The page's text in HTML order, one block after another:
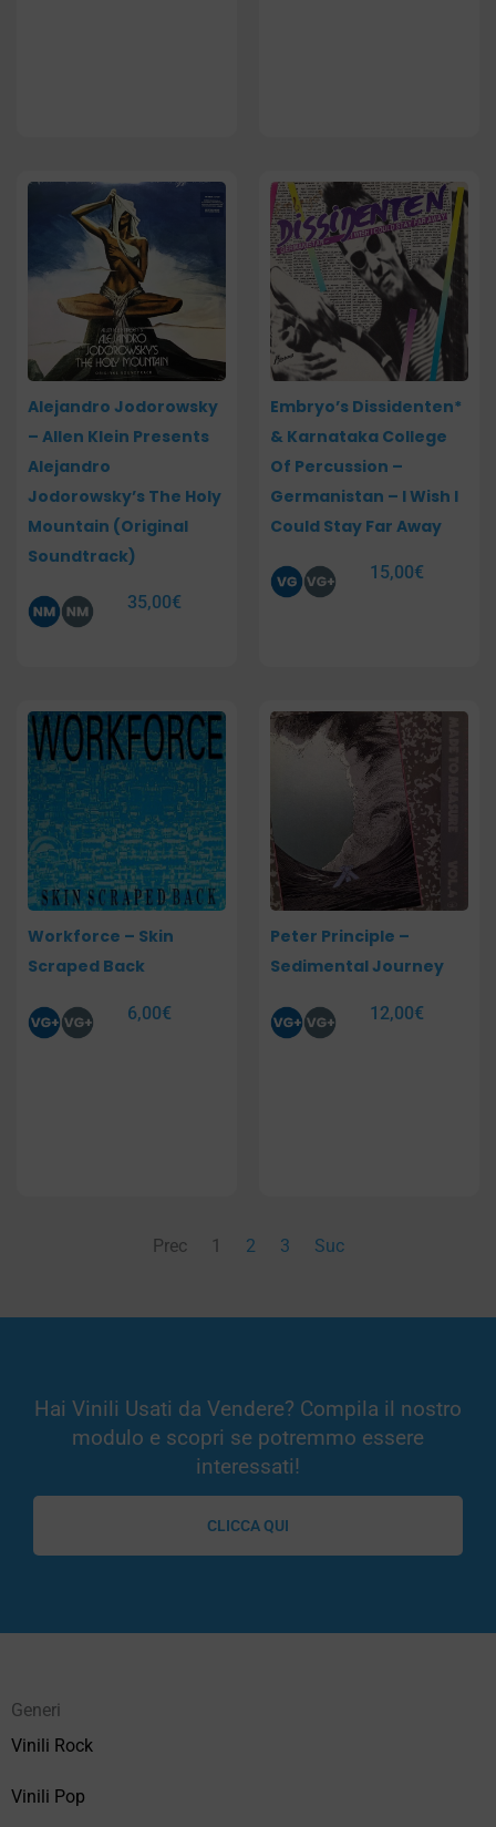
Alejandro Jodorowsky
– Allen Klein Presents
Alejandro
Jodorowsky’s The Holy
Mountain (Original
Soundtrack)
35,00€
Embryo’s Dissidenten*
& Karnataka College
Of Percussion –
Germanistan – I Wish I
Could Stay Far Away
15,00€
Workforce – Skin
Scraped Back
6,00€
Peter Principle –
Sedimental Journey
12,00€
Prec 1 2 3 Suc
Hai Vinili Usati da Vendere? Compila il nostro
modulo e scopri se potremmo essere
interessati!
CLICCA QUI
Generi
Vinili Rock
Vinili Pop